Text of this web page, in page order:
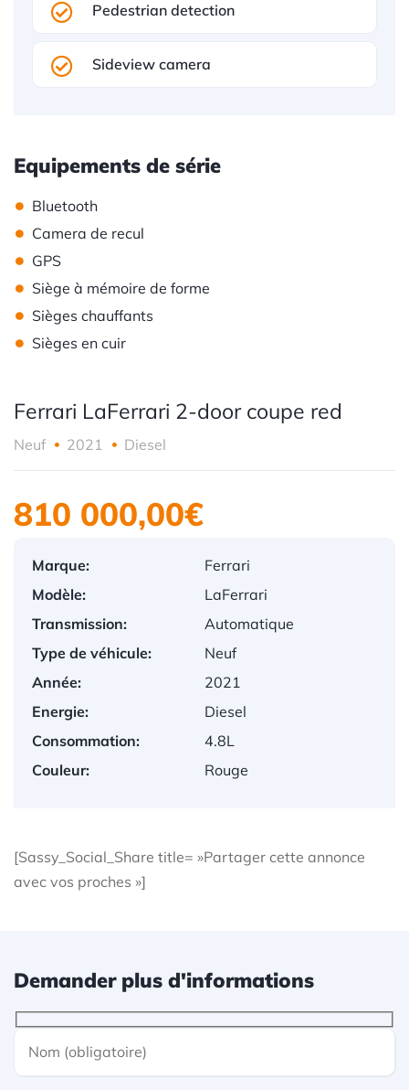
Pedestrian detection
Sideview camera
Equipements de série
• Bluetooth
• Camera de recul
• GPS
• Siège à mémoire de forme
• Sièges chauffants
• Sièges en cuir
Ferrari LaFerrari 2-door coupe red
Neuf 2021 Diesel
810 000,00€
Marque:
Ferrari
Modèle:
LaFerrari
Transmission:
Automatique
Type de véhicule:
Neuf
Année:
2021
Energie:
Diesel
Consommation:
4.8L
Couleur:
Rouge
[Sassy_Social_Share title= »Partager cette annonce
avec vos proches »]
Demander plus d'informations